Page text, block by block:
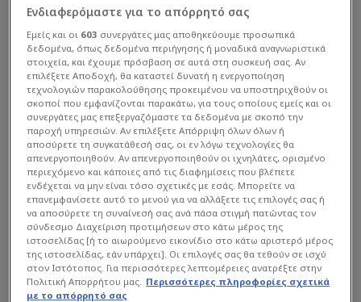
ποιότητας και το οποίο έχεις ανάγκη, αυτό να
μην αποδώσει στο χορτάρι τα αναμενόμενα, ίσως
ούτε τα βασικά!
Ενδιαφερόμαστε για το απόρρητό σας
Εμείς και οι 603 συνεργάτες μας αποθηκεύουμε προσωπικά
δεδομένα, όπως δεδομένα περιήγησης ή μοναδικά αναγνωριστικά
στοιχεία, και έχουμε πρόσβαση σε αυτά στη συσκευή σας. Αν
επιλέξετε Αποδοχή, θα καταστεί δυνατή η ενεργοποίηση
τεχνολογιών παρακολούθησης προκειμένου να υποστηριχθούν οι
σκοποί που εμφανίζονται παρακάτω, για τους οποίους εμείς και οι
συνεργάτες μας επεξεργαζόμαστε τα δεδομένα με σκοπό την
παροχή υπηρεσιών. Αν επιλέξετε Απόρριψη όλων όλων ή
αποσύρετε τη συγκατάθεσή σας, οι εν λόγω τεχνολογίες θα
απενεργοποιηθούν. Αν απενεργοποιηθούν οι ιχνηλάτες, ορισμένο
περιεχόμενο και κάποιες από τις διαφημίσεις που βλέπετε
ενδέχεται να μην είναι τόσο σχετικές με εσάς. Μπορείτε να
επανεμφανίσετε αυτό το μενού για να αλλάξετε τις επιλογές σας ή
να αποσύρετε τη συναίνεσή σας ανά πάσα στιγμή πατώντας τον
σύνδεσμο Διαχείριση προτιμήσεων στο κάτω μέρος της
ιστοσελίδας [ή το αιωρούμενο εικονίδιο στο κάτω αριστερό μέρος
της ιστοσελίδας, εάν υπάρχει]. Οι επιλογές σας θα τεθούν σε ισχύ
στον Ιστότοπος. Για περισσότερες λεπτομέρειες ανατρέξτε στην
Πολιτική Απορρήτου μας. Περισσότερες πληροφορίες σχετικά
με το απόρρητό σας